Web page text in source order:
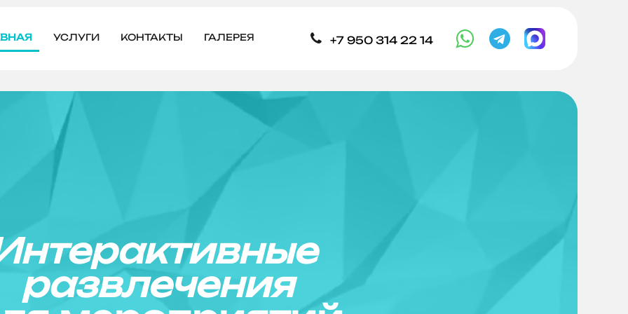
УСЛУГИ КОНТАКТЫ ГАЛЕРЕЯ  +7 950 314 22 14  
развлечения